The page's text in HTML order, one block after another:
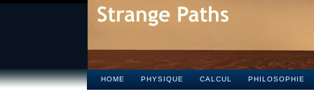
HOME PHYSIQUE CALCUL PHILOSOPHIE